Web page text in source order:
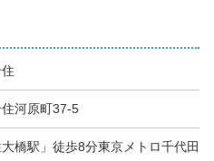
河原町37-5
橋駅」徒歩8分東京メトロ千代田